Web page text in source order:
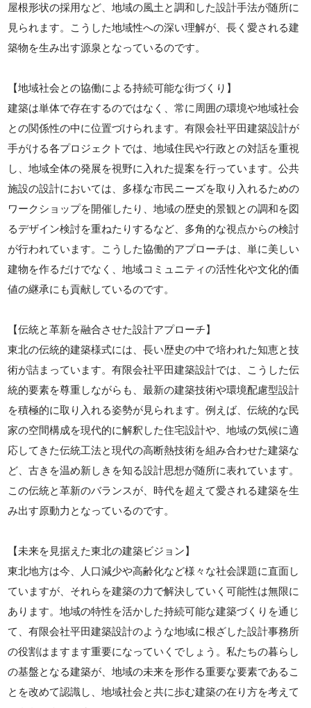
屋根形状の採用など、地域の風土と調和した設計手法が随所に
見られます。こうした地域性への深い理解が、長く愛される建
築物を生み出す源泉となっているのです。
【地域社会との協働による持続可能な街づくり】
建築は単体で存在するのではなく、常に周囲の環境や地域社会
との関係性の中に位置づけられます。有限会社平田建築設計が
手がける各プロジェクトでは、地域住民や行政との対話を重視
し、地域全体の発展を視野に入れた提案を行っています。公共
施設の設計においては、多様な市民ニーズを取り入れるための
ワークショップを開催したり、地域の歴史的景観との調和を図
るデザイン検討を重ねたりするなど、多角的な視点からの検討
が行われています。こうした協働的アプローチは、単に美しい
建物を作るだけでなく、地域コミュニティの活性化や文化的価
値の継承にも貢献しているのです。
【伝統と革新を融合させた設計アプローチ】
東北の伝統的建築様式には、長い歴史の中で培われた知恵と技
術が詰まっています。有限会社平田建築設計では、こうした伝
統的要素を尊重しながらも、最新の建築技術や環境配慮型設計
を積極的に取り入れる姿勢が見られます。例えば、伝統的な民
家の空間構成を現代的に解釈した住宅設計や、地域の気候に適
応してきた伝統工法と現代の高断熱技術を組み合わせた建築な
ど、古きを温め新しきを知る設計思想が随所に表れています。
この伝統と革新のバランスが、時代を超えて愛される建築を生
み出す原動力となっているのです。
【未来を見据えた東北の建築ビジョン】
東北地方は今、人口減少や高齢化など様々な社会課題に直面し
ていますが、それらを建築の力で解決していく可能性は無限に
あります。地域の特性を活かした持続可能な建築づくりを通じ
て、有限会社平田建築設計のような地域に根ざした設計事務所
の役割はますます重要になっていくでしょう。私たちの暮らし
の基盤となる建築が、地域の未来を形作る重要な要素であるこ
とを改めて認識し、地域社会と共に歩む建築の在り方を考えて